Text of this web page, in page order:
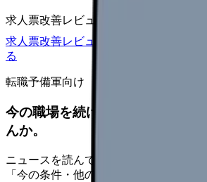
求人票改善レビュー
求人票改善レビューの見積もりを依頼
る
転職予備軍向け
今の職場を続けるか、条件を比
んか。
ニュースを読んで不安が強くなった時
「今の条件・他の選択肢・相談先」を